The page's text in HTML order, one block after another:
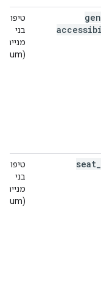
בני
מנייה
(enum)
seat
בני
מנייה
(enum)